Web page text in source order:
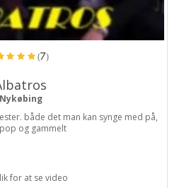
(7)
Nykøbing
både det man kan synge med på,
og gammelt
for at se video